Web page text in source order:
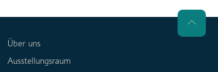
Über uns
Ausstellungsraum